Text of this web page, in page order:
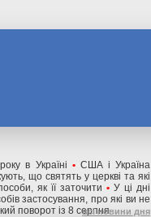
в Україні • США і Україна
що святять у церкві та які
як її заточити • У ці дні
застосування, про які ви не
поворот із 8 серпнявсі новини дня